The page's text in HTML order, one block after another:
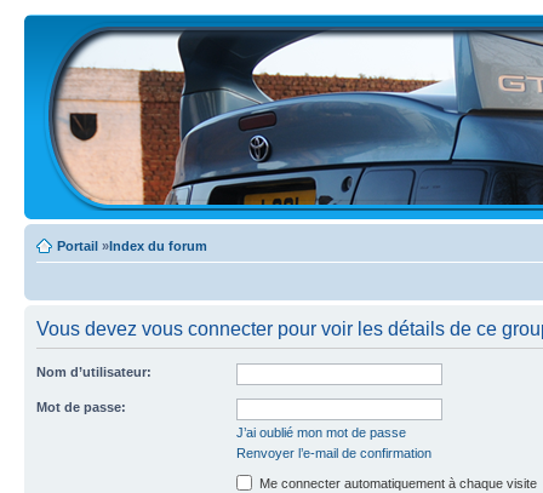
Portail »Index du forum
Vous devez vous connecter pour voir les détails de ce
Nom d’utilisateur:
Mot de passe:
J’ai oublié mon mot de passe
Renvoyer l’e-mail de confirmation
Me connecter automatiquement à chaque visite